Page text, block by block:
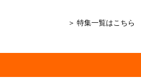
＞ 特集一覧はこちら